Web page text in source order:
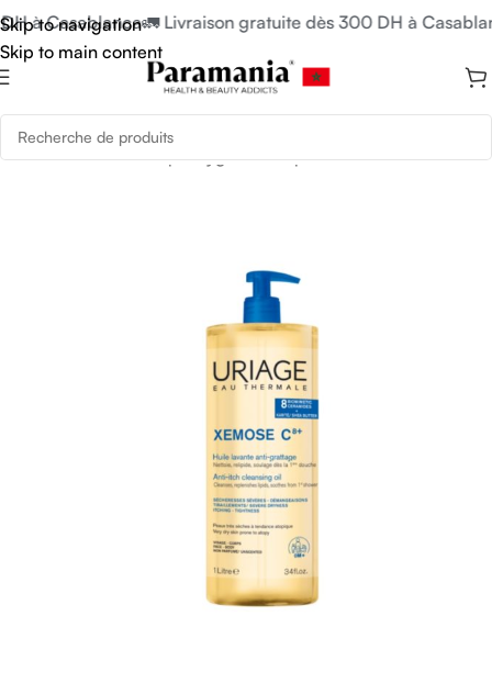
Skip to navigation
Skip to main content
à Casablanca🚛 Livraison gratuite dès 300 DH à
Accueil/Soins du Corps/Hygiène Corps